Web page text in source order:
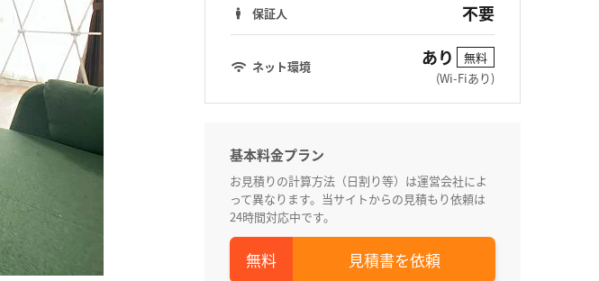
保証人 不要
ネット環境 あり
無料
(Wi-Fiあり)
基本料金プラン
お見積りの計算方法（日割り等）は運営会社によ
って異なります。当サイトからの見積もり依頼は
24時間対応中です。
見積書を依頼